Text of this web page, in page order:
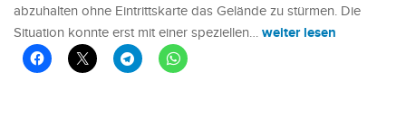
abzuhalten ohne Eintrittskarte das Gelände zu stürmen. Die
Situation konnte erst mit einer speziellen… weiter lesen